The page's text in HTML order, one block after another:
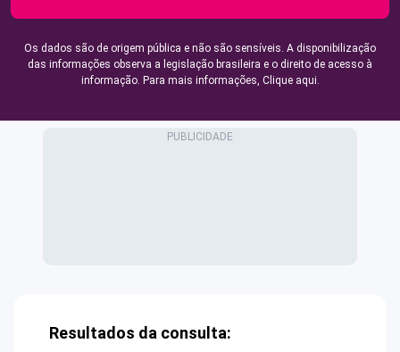
Os dados são de origem pública e não são sensíveis. A disponibilização
das informações observa a legislação brasileira e o direito de acesso à
informação. Para mais informações, Clique aqui.
Resultados da consulta: